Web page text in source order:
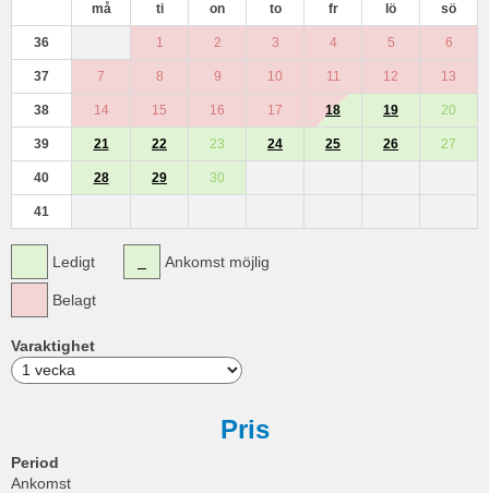
må ti on to fr lö sö
36 1 2 3 4 5 6
37 7 8 9 10 11 12 13
38 14 15 16 17 18 19 20
39 21 22 23 24 25 26 27
40 28 29 30
41
Ledigt
Belagt
Ankomst möjlig
Varaktighet
Pris
Period
Ankomst